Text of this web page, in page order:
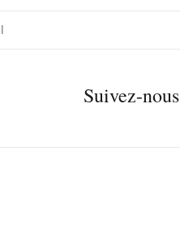
Suivez-nous